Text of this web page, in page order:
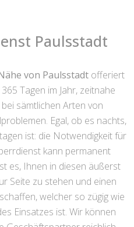
Paulsstadt
von Paulsstadt offeriert
Tagen im Jahr, zeitnahe
sämtlichen Arten von
Egal, ob es nachts,
ist: die Notwendigkeit für
kann permanent
es, Ihnen in diesen äußerst
Seite zu stehen und einen
welcher so zügig wie
Einsatzes ist. Wir können